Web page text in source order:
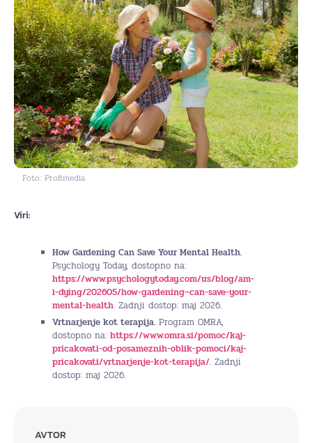
Foto: Profimedia
Viri:
How Gardening Can Save Your Mental Health.
Psychology Today, dostopno na:
https://www.psychologytoday.com/us/blog/am-
i-dying/202605/how-gardening–can-save-your-
mental-health. Zadnji dostop: maj 2026.
Vrtnarjenje kot terapija. Program OMRA,
dostopno na: https://www.omra.si/pomoc/kaj-
pricakovati-od-posameznih-oblik-pomoci/kaj-
pricakovati/vrtnarjenje-kot-terapija/. Zadnji
dostop: maj 2026.
AVTOR